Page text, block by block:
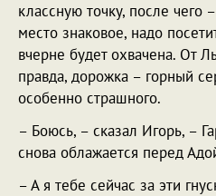
классную точку, после чего
место знаковое, надо
вчерне будет охвачена. От
правда, дорожка – горный
особенно страшного.
– Боюсь, – сказал Игорь, –
снова облажается перед
– А я тебе сейчас за эти